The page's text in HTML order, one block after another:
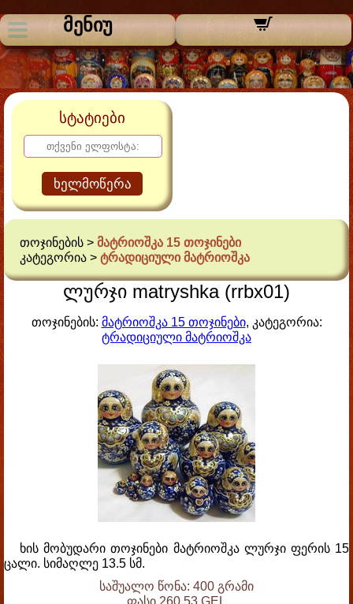
მენიუ
სტატიები
ხელმოწერა
თოჯინების > მატრიოშკა 15 თოჯინები
კატეგორია > ტრადიციული მატრიოშკა
ლურჯი matryshka (rrbx01)
თოჯინების: მატრიოშკა 15 თოჯინები, კატეგორია:
ტრადიციული მატრიოშკა
ხის მობუდარი თოჯინები მატრიოშკა ლურჯი ფერის 15
ცალი. სიმაღლე 13.5 სმ.
საშუალო წონა: 400 გრამი
ფასი 260.53 GEL